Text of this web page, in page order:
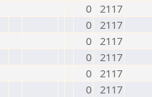
0 2117
0 2117
0 2117
0 2117
0 2117
0 2117